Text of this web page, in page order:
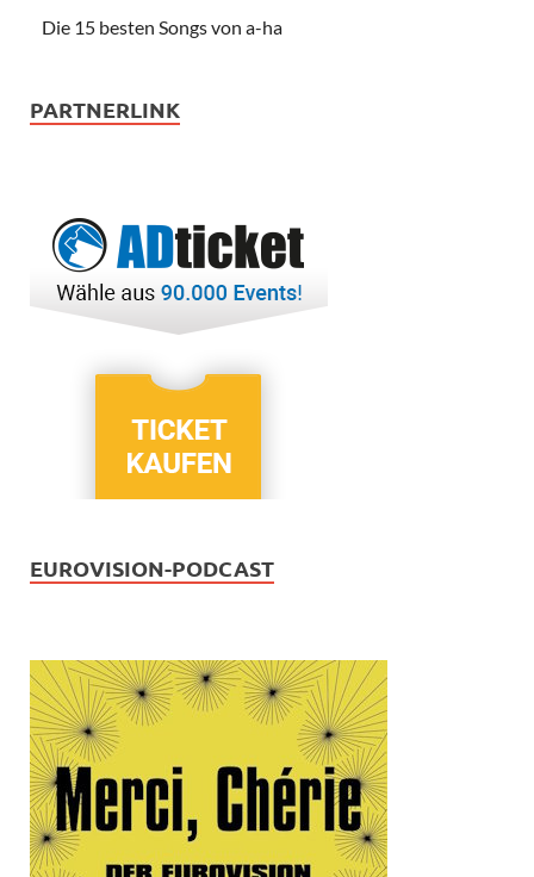
Die 15 besten Songs von a-ha
PARTNERLINK
EUROVISION-PODCAST